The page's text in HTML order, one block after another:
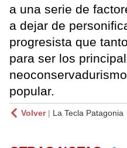
a una serie de
a dejar de
progresista que
para ser los
popular.
Volver| La Tecla Patagonia